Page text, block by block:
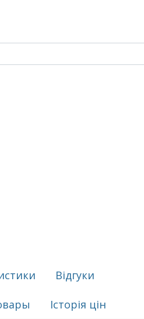
Відгуки
Історія цін